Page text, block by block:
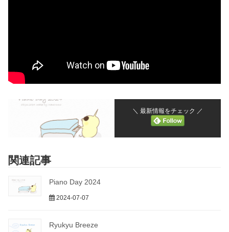
＼ 最新情報をチェック ／
関連記事
Piano Day 2024
2024-07-07
Ryukyu Breeze